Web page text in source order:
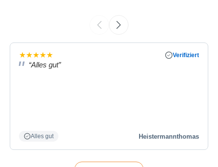
★★★★★ Verifiziert
“Alles gut”
Alles gut Heistermannthomas